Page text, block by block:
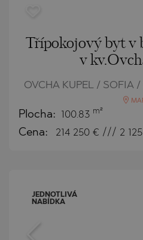
Třípokojový byt v
v
OVCHA KUPEL / SOFIA
Plocha: 100.83 m²
Cena: 214 250 € /// 2
JEDNOTLIVÁ
NABÍDKA